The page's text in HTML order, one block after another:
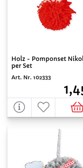
Holz - Pomponset
per Set
Art. Nr. 102333